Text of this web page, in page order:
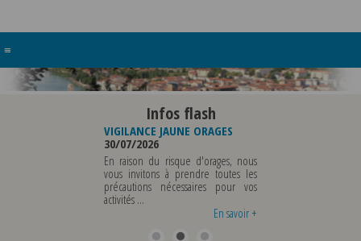
≡
Infos flash
VIGILANCE JAUNE ORAGES
30/07/2026
En raison du risque d'orages, nous
vous invitons à prendre toutes les
précautions nécessaires pour vos
VIGILANCE JAUNE PIC DE
29/07/2026
Météo-France a placé
département du Rhône et
métropole de Lyon au niveau
vigilance jaune ...